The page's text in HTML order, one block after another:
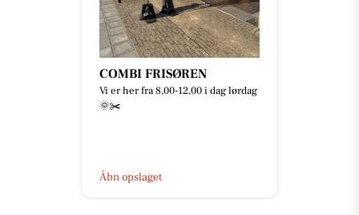
COMBI FRISØREN
Vi er her fra 8,00-12,00 i dag lørdag
🌞✂️
Åbn opslaget